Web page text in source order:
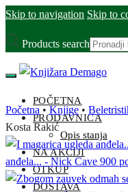
Skip to navigation Skip to
Products search
POČETNA
PRODAVNICA
Opis stanja
NA AKCIJI
OTKUP
DOSTAVA
Početna • Knjige •
Kosta Rakić
anđela... - Nick Cave 900